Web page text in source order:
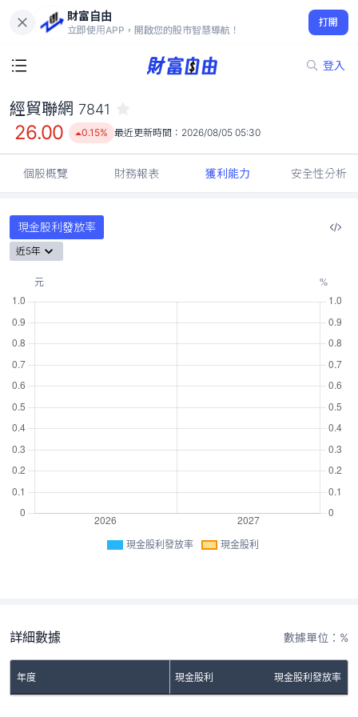
財富自由
立即使用APP，開啟您的股市智慧導航！
打開
登入
26.00
0.15%
經貿聯網 7841
26.00 0.15% 最近更新時間： 2026/08/05 05:30
個股概覽 財務報表 獲利能力 安全性分析
現金股利發放率
近5年
現金股利發放率 現金股利
詳細數據 數據單位：%
年度 現金股利 現金股利發放率